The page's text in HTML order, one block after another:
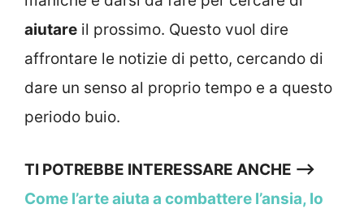
aiutare il prossimo. Questo vuol dire
affrontare le notizie di petto, cercando di
dare un senso al proprio tempo e a questo
periodo buio.
TI POTREBBE INTERESSARE ANCHE —>
Come l’arte aiuta a combattere l’ansia, lo